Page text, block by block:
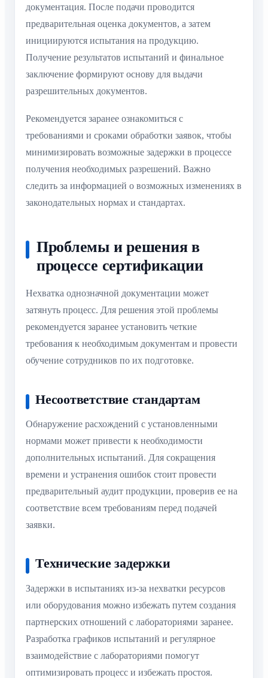
документация. После подачи проводится
предварительная оценка документов, а затем
инициируются испытания на продукцию.
Получение результатов испытаний и финальное
заключение формируют основу для выдачи
разрешительных документов.
Рекомендуется заранее ознакомиться с
требованиями и сроками обработки заявок, чтобы
минимизировать возможные задержки в процессе
получения необходимых разрешений. Важно
следить за информацией о возможных изменениях в
законодательных нормах и стандартах.
Проблемы и решения в
процессе сертификации
Нехватка однозначной документации может
затянуть процесс. Для решения этой проблемы
рекомендуется заранее установить четкие
требования к необходимым документам и провести
обучение сотрудников по их подготовке.
Несоответствие стандартам
Обнаружение расхождений с установленными
нормами может привести к необходимости
дополнительных испытаний. Для сокращения
времени и устранения ошибок стоит провести
предварительный аудит продукции, проверив ее на
соответствие всем требованиям перед подачей
заявки.
Технические задержки
Задержки в испытаниях из-за нехватки ресурсов
или оборудования можно избежать путем создания
партнерских отношений с лабораториями заранее.
Разработка графиков испытаний и регулярное
взаимодействие с лабораториями помогут
оптимизировать процесс и избежать простоя.